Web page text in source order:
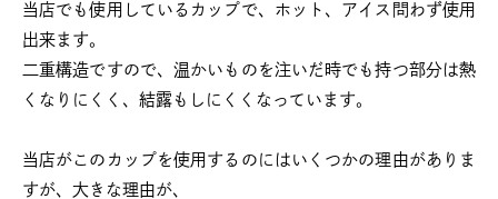
当店でも使用しているカップで、ホット、アイス問わず使用
出来ます。
二重構造ですので、温かいものを注いだ時でも持つ部分は熱
くなりにくく、結露もしにくくなっています。
当店がこのカップを使用するのにはいくつかの理由がありま
すが、大きな理由が、